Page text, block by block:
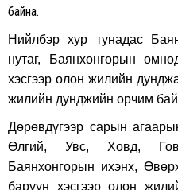
байна.
Нийлбэр хур тунадас
нутаг, Баянхонгорын
хэсгээр олон жилийн
жилийн дунджийн орчим
Дөрөвдүгээр сарын
Өлгий, Увс, Ховд,
Баянхонгорын ихэнх,
баруун хэсгээр олон